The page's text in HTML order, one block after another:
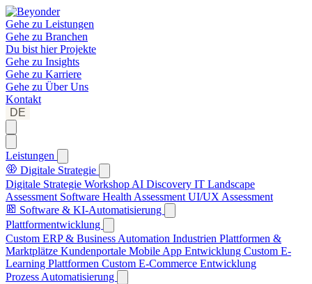
Gehe zu Leistungen
Gehe zu Branchen
Du bist hierProjekte
Gehe zu Insights
Gehe zu Karriere
Gehe zu Über Uns
Kontakt
DE
Leistungen
Digitale Strategie
Digitale Strategie Workshop AI Discovery IT Landscape
Assessment Software Health Assessment UI/UX Assessment
Software & KI-Automatisierung
Plattformentwicklung
Custom ERP & Business Automation Industrien Plattformen &
Marktplätze Kundenportale Mobile App Entwicklung Custom E-
Learning Plattformen Custom E-Commerce Entwicklung
Prozess Automatisierung